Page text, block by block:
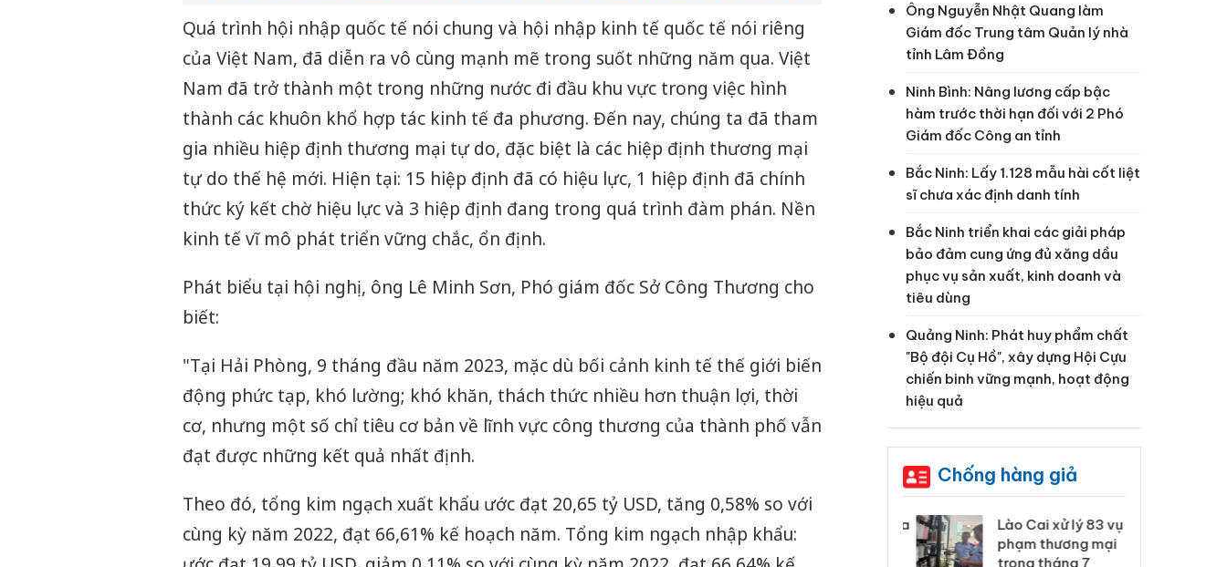
Quá trình hội nhập quốc tế nói chung và hội nhập kinh tế quốc tế nói riêng
của Việt Nam, đã diễn ra vô cùng mạnh mẽ trong suốt những năm qua. Việt
Nam đã trở thành một trong những nước đi đầu khu vực trong việc hình
thành các khuôn khổ hợp tác kinh tế đa phương. Đến nay, chúng ta đã tham
gia nhiều hiệp định thương mại tự do, đặc biệt là các hiệp định thương mại
tự do thế hệ mới. Hiện tại: 15 hiệp định đã có hiệu lực, 1 hiệp định đã chính
thức ký kết chờ hiệu lực và 3 hiệp định đang trong quá trình đàm phán. Nền
kinh tế vĩ mô phát triển vững chắc, ổn định.
Phát biểu tại hội nghị, ông Lê Minh Sơn, Phó giám đốc Sở Công Thương cho
biết:
"Tại Hải Phòng, 9 tháng đầu năm 2023, mặc dù bối cảnh kinh tế thế giới biến
động phức tạp, khó lường; khó khăn, thách thức nhiều hơn thuận lợi, thời
cơ, nhưng một số chỉ tiêu cơ bản về lĩnh vực công thương của thành phố vẫn
đạt được những kết quả nhất định.
Theo đó, tổng kim ngạch xuất khẩu ước đạt 20,65 tỷ USD, tăng 0,58% so với
cùng kỳ năm 2022, đạt 66,61% kế hoạch năm. Tổng kim ngạch nhập khẩu:
Ông Nguyễn Nhật Quang làm
Giám đốc Trung tâm Quản lý nhà
tỉnh Lâm Đồng
Ninh Bình: Nâng lương cấp bậc
hàm trước thời hạn đối với 2 Phó
Giám đốc Công an tỉnh
Bắc Ninh: Lấy 1.128 mẫu hài cốt liệt
sĩ chưa xác định danh tính
Bắc Ninh triển khai các giải pháp
bảo đảm cung ứng đủ xăng dầu
phục vụ sản xuất, kinh doanh và
tiêu dùng
Quảng Ninh: Phát huy phẩm chất
"Bộ đội Cụ Hồ", xây dựng Hội Cựu
chiến binh vững mạnh, hoạt động
hiệu quả
Chống hàng giả
Công an Thanh Hóa
tìm bị hại trong vụ
án sản xuất, buôn
Lào Cai xử lý 83 vụ vi
phạm thương mại
trong tháng 7